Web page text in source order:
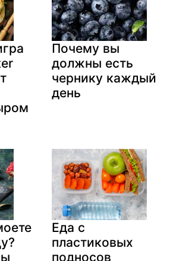
Почему вы
должны есть
чернику каждый
день
Еда с
пластиковых
подносов